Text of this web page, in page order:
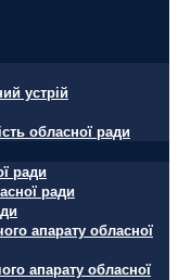
устрій
обласної ради
ради
ради
апарату обласної
апарату обласної